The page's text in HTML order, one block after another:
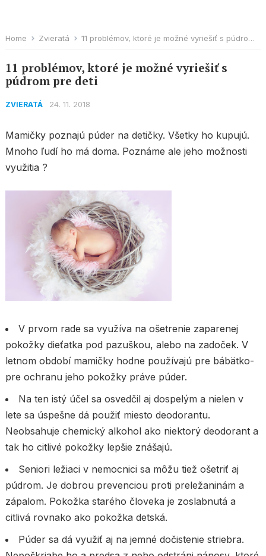
Home Zvieratá 11 problémov, ktoré je možné vyriešiť s púdrom pre deti
11 problémov, ktoré je možné vyriešiť s
púdrom pre deti
ZVIERATÁ 24. 11. 2018
Mamičky poznajú púder na detičky. Všetky ho kupujú.
Mnoho ľudí ho má doma. Poznáme ale jeho možnosti
využitia ?
V prvom rade sa využíva na ošetrenie zaparenej
pokožky dieťatka pod pazuškou, alebo na zadoček. V
letnom období mamičky hodne používajú pre bábätko-
pre ochranu jeho pokožky práve púder.
Na ten istý účel sa osvedčil aj dospelým a nielen v
lete sa úspešne dá použiť miesto deodorantu.
Neobsahuje chemický alkohol ako niektorý deodorant a
tak ho citlivé pokožky lepšie znášajú.
Seniori ležiaci v nemocnici sa môžu tiež ošetriť aj
púdrom. Je dobrou prevenciou proti preležaninám a
zápalom. Pokožka starého človeka je zoslabnutá a
citlivá rovnako ako pokožka detská.
Púder sa dá využiť aj na jemné dočistenie striebra.